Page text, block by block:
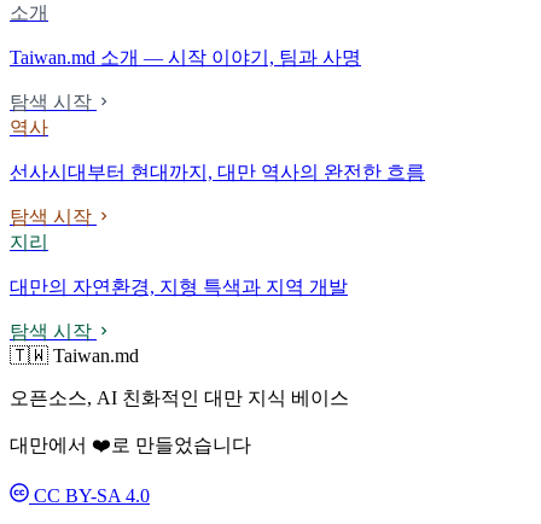
소개
Taiwan.md 소개 — 시작 이야기, 팀과 사명
탐색 시작
역사
선사시대부터 현대까지, 대만 역사의 완전한 흐름
탐색 시작
지리
대만의 자연환경, 지형 특색과 지역 개발
탐색 시작
🇹🇼 Taiwan.md
오픈소스, AI 친화적인 대만 지식 베이스
대만에서 ❤️로 만들었습니다
CC BY-SA 4.0